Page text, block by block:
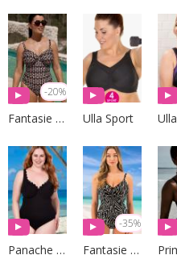
-20%
Fantasie Swim Ulla Sport
Panache Swim
-35%
Fantasie Swim